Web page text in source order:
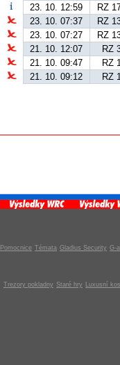
23. 10. 12:59
RZ
23. 10. 07:37
RZ
23. 10. 07:27
RZ
21. 10. 12:07
RZ
21. 10. 09:47
RZ
21. 10. 09:12
RZ
Pomocnice Témata Gladius Security G-
Trezory pokladny Staré hry Luxusní